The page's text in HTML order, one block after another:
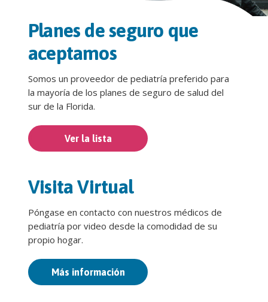
Planes de seguro que
aceptamos
Somos un proveedor de pediatría preferido para
la mayoría de los planes de seguro de salud del
sur de la Florida.
Ver la lista
Visita Virtual
Póngase en contacto con nuestros médicos de
pediatría por video desde la comodidad de su
propio hogar.
Más información